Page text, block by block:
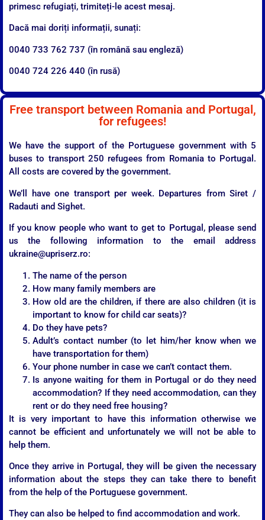
primesc refugiați, trimiteți-le acest mesaj.
Dacă mai doriți informații, sunați:
0040 733 762 737 (în română sau engleză)
0040 724 226 440 (în rusă)
Free transport between Romania and Portugal,
for refugees!
We have the support of the Portuguese government with 5
buses to transport 250 refugees from Romania to Portugal.
All costs are covered by the government.
We’ll have one transport per week. Departures from Siret /
Radauti and Sighet.
If you know people who want to get to Portugal, please send
us the following information to the email address
ukraine@upriserz.ro:
The name of the person
How many family members are
How old are the children, if there are also children (it is
important to know for child car seats)?
Do they have pets?
Adult’s contact number (to let him/her know when we
have transportation for them)
Your phone number in case we can’t contact them.
Is anyone waiting for them in Portugal or do they need
accommodation? If they need accommodation, can they
rent or do they need free housing?
It is very important to have this information otherwise we
cannot be efficient and unfortunately we will not be able to
help them.
Once they arrive in Portugal, they will be given the necessary
information about the steps they can take there to benefit
from the help of the Portuguese government.
They can also be helped to find accommodation and work.